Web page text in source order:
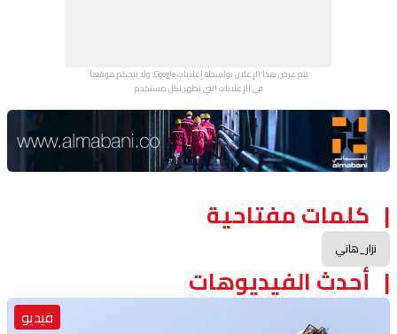
يتم عرض هذا الإعلان بواسطة إعلانات Google، ولا يتحكم موقعنا
في الإعلانات التي تظهر لكل مستخدم.
Advertisement Section
كلمات مفتاحية
نزار_هاني
أحدث الفيديوهات
فيديو